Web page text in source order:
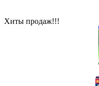
Хиты продаж!!!